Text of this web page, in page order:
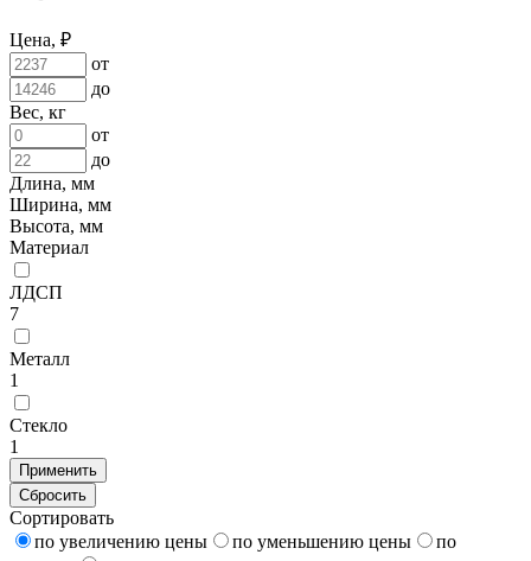
Цена, ₽
от
до
Вес, кг
от
до
Длина, мм
Ширина, мм
Высота, мм
Материал
ЛДСП
7
Металл
1
Стекло
1
Применить
Сбросить
Сортировать
по увеличению цены
по уменьшению цены
по